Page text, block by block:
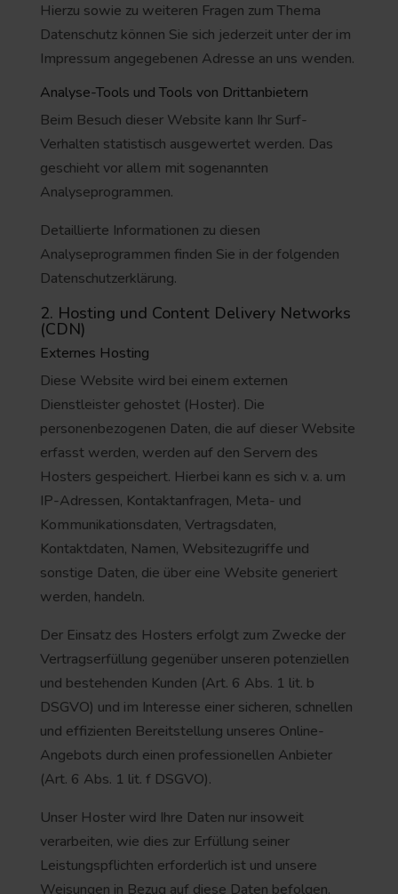
Hierzu sowie zu weiteren Fragen zum Thema
Datenschutz können Sie sich jederzeit unter der im
Impressum angegebenen Adresse an uns wenden.
Analyse-Tools und Tools von Dritt­anbietern
Beim Besuch dieser Website kann Ihr Surf-
Verhalten statistisch ausgewertet werden. Das
geschieht vor allem mit sogenannten
Analyseprogrammen.
Detaillierte Informationen zu diesen
Analyseprogrammen finden Sie in der folgenden
Datenschutzerklärung.
2. Hosting und Content Delivery Networks
(CDN)
Externes Hosting
Diese Website wird bei einem externen
Dienstleister gehostet (Hoster). Die
personenbezogenen Daten, die auf dieser Website
erfasst werden, werden auf den Servern des
Hosters gespeichert. Hierbei kann es sich v. a. um
IP-Adressen, Kontaktanfragen, Meta- und
Kommunikationsdaten, Vertragsdaten,
Kontaktdaten, Namen, Websitezugriffe und
sonstige Daten, die über eine Website generiert
werden, handeln.
Der Einsatz des Hosters erfolgt zum Zwecke der
Vertragserfüllung gegenüber unseren potenziellen
und bestehenden Kunden (Art. 6 Abs. 1 lit. b
DSGVO) und im Interesse einer sicheren, schnellen
und effizienten Bereitstellung unseres Online-
Angebots durch einen professionellen Anbieter
(Art. 6 Abs. 1 lit. f DSGVO).
Unser Hoster wird Ihre Daten nur insoweit
verarbeiten, wie dies zur Erfüllung seiner
Leistungspflichten erforderlich ist und unsere
Weisungen in Bezug auf diese Daten befolgen.